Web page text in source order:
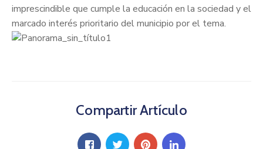
imprescindible que cumple la educación en la sociedad y el
marcado interés prioritario del municipio por el tema.
Compartir Artículo